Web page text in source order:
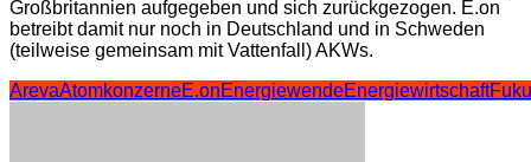
Großbritannien aufgegeben und sich zurückgezogen. E.on
betreibt damit nur noch in Deutschland und in Schweden
(teilweise gemeinsam mit Vattenfall) AKWs.
ArevaAtomkonzerneE.onEnergiewendeEnergiewirtschaft